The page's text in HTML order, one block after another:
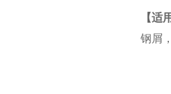
【适
钢屑